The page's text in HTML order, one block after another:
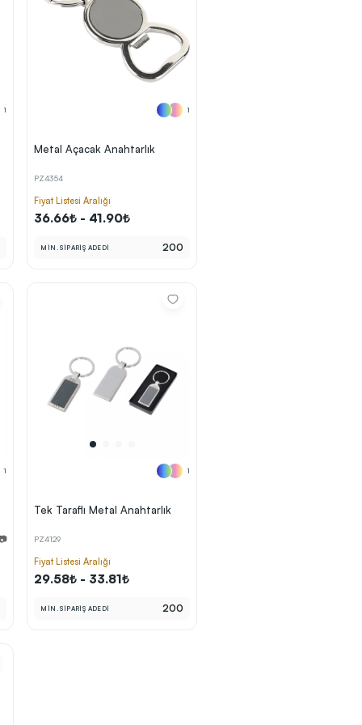
1 1
Metal Açacak Anahtarlık
PZ4354
Fiyat Listesi Aralığı
36.66₺ - 41.90₺
MİN. SİPARİŞ ADEDİ 200
1 1
Tek Taraflı Metal Anahtarlık
PZ4129
Fiyat Listesi Aralığı
29.58₺ - 33.81₺
MİN. SİPARİŞ ADEDİ 200